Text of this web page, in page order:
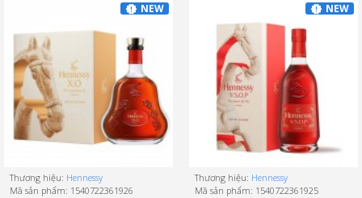
NEW
Thương hiệu: Hennessy
Mã sản phẩm: 1540722361926
NEW
Thương hiệu: Hennessy
Mã sản phẩm: 1540722361925